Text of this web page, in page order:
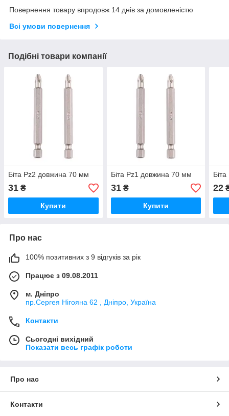
Повернення товару впродовж 14 днів за домовленістю
Всі умови повернення
Подібні товари компанії
Біта Pz2 довжина 70 мм
31 ₴
Купити
Біта Pz1 довжина 70 мм
31₴
Купити
22
Про нас
100% позитивних з 9 відгуків за рік
Працює з 09.08.2011
м. Дніпро
пр.Сергея Нігояна 62 , Дніпро, Україна
Контакти
Сьогодні вихідний
Показати весь графік роботи
Про нас
Контакти